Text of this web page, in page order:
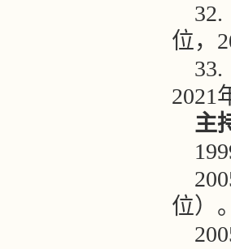
32.
位，
33.
2021
主
位）